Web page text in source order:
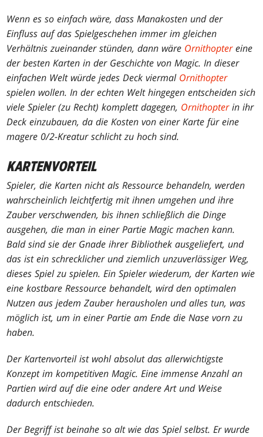
Wenn es so einfach wäre, dass Manakosten und der
Einfluss auf das Spielgeschehen immer im gleichen
Verhältnis zueinander stünden, dann wäre Ornithoptereine
der besten Karten in der Geschichte vonMagic. In dieser
einfachen Welt würde jedes Deck viermal Ornithopter
spielen wollen. In der echten Welt hingegen entscheiden sich
viele Spieler (zu Recht) komplett dagegen, Ornithopterin ihr
Deck einzubauen, da die Kosten von einer Karte für eine
magere 0/2-Kreatur schlicht zu hoch sind.
KARTENVORTEIL
Spieler, die Karten nicht als Ressource behandeln, werden
wahrscheinlich leichtfertig mit ihnen umgehen und ihre
Zauber verschwenden, bis ihnen schließlich die Dinge
ausgehen, die man in einer PartieMagic machen kann.
Bald sind sie der Gnade ihrer Bibliothek ausgeliefert, und
das ist ein schrecklicher und ziemlich unzuverlässiger Weg,
dieses Spiel zu spielen. Ein Spieler wiederum, der Karten wie
eine kostbare Ressource behandelt, wird den optimalen
Nutzen aus jedem Zauber herausholen und alles tun, was
möglich ist, um in einer Partie am Ende die Nase vorn zu
haben.
DerKartenvorteilist wohl absolut das allerwichtigste
Konzept im kompetitivenMagic. Eine immense Anzahl an
Partien wird auf die eine oder andere Art und Weise
dadurch entschieden.
Der Begriff ist beinahe so alt wie das Spiel selbst. Er wurde